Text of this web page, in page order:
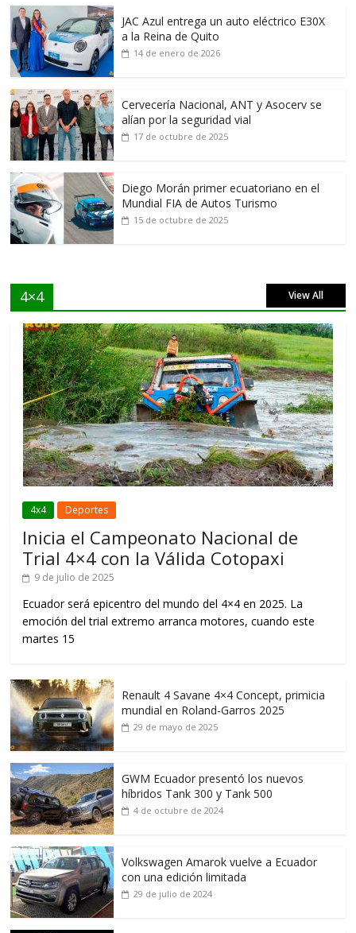
JAC Azul entrega un auto eléctrico E30X
a la Reina de Quito
14 de enero de 2026
Cervecería Nacional, ANT y Asocerv se
alían por la seguridad vial
17 de octubre de 2025
Diego Morán primer ecuatoriano en el
Mundial FIA de Autos Turismo
15 de octubre de 2025
4×4 View All
4x4 Deportes
Inicia el Campeonato Nacional de
Trial 4×4 con la Válida Cotopaxi
9 de julio de 2025
Ecuador será epicentro del mundo del 4×4 en 2025. La
emoción del trial extremo arranca motores, cuando este
martes 15
Renault 4 Savane 4×4 Concept, primicia
mundial en Roland-Garros 2025
29 de mayo de 2025
GWM Ecuador presentó los nuevos
híbridos Tank 300 y Tank 500
4 de octubre de 2024
Volkswagen Amarok vuelve a Ecuador
con una edición limitada
29 de julio de 2024